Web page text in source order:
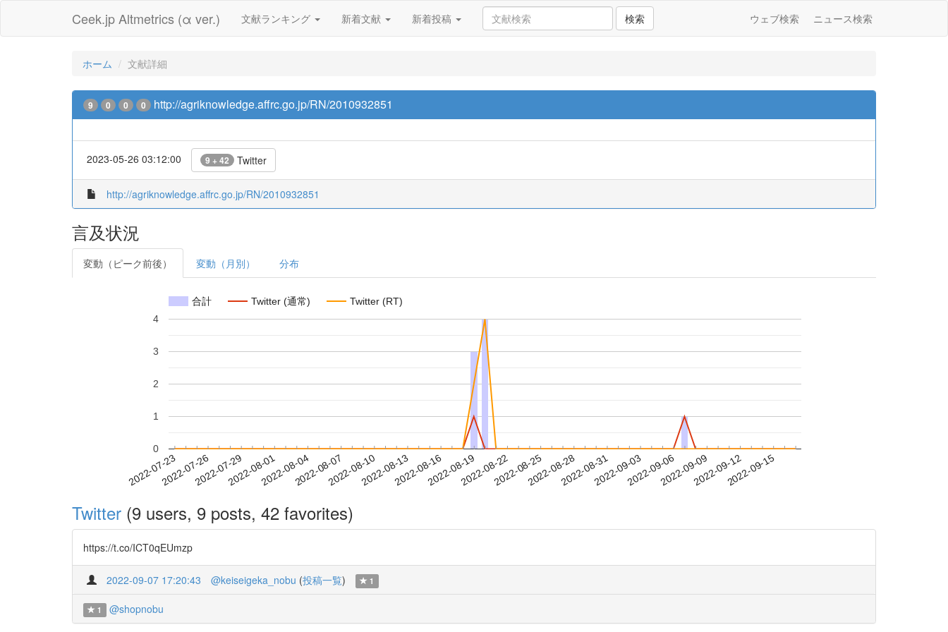
Ceek.jp Altmetrics (α ver.) 文献ランキング 新着文献 新着投稿 検索 ウェブ検索 ニュース検索
ホーム 文献詳細
9 0 0 0 http://agriknowledge.affrc.go.jp/RN/2010932851
2023-05-26 03:12:00 9 + 42 Twitter
http://agriknowledge.affrc.go.jp/RN/2010932851
言及状況
変動（ピーク前後） 変動（月別） 分布
合計 Twitter (通常) Twitter (RT)
2022-07-232022-07-262022-07-292022-08-012022-08-042022-08-072022-08-102022-08-132022-08-162022-08-192022-08-222022-08-252022-08-282022-08-312022-09-032022-09-062022-09-092022-09-122022-09-15
0
1
2
3
4
Twitter (9 users, 9 posts, 42 favorites)
https://t.co/ICT0qEUmzp
2022-09-07 17:20:43 @keiseigeka_nobu (投稿一覧) 1
1 @shopnobu